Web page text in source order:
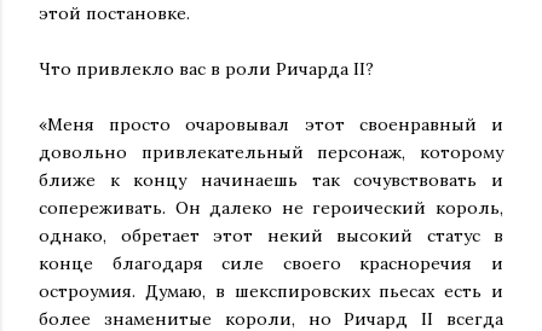
этой постановке.
Что привлекло вас в роли Ричарда II?
«Меня просто очаровывал этот своенравный и
довольно привлекательный персонаж, которому
ближе к концу начинаешь так сочувствовать и
сопереживать. Он далеко не героический король,
однако, обретает этот некий высокий статус в
конце благодаря силе своего красноречия и
остроумия. Думаю, в шекспировских пьесах есть и
более знаменитые короли, но Ричард II всегда